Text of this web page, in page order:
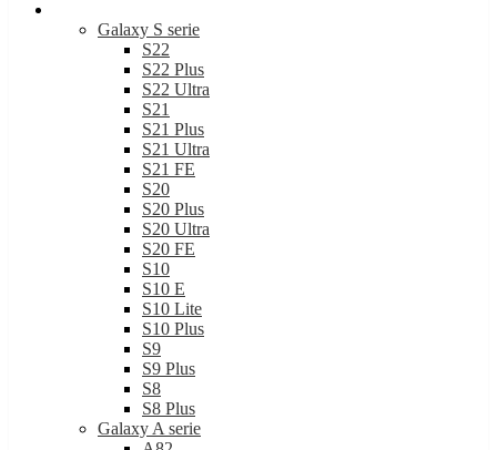
Galaxy S serie
S22
S22 Plus
S22 Ultra
S21
S21 Plus
S21 Ultra
S21 FE
S20
S20 Plus
S20 Ultra
S20 FE
S10
S10 E
S10 Lite
S10 Plus
S9
S9 Plus
S8
S8 Plus
Galaxy A serie